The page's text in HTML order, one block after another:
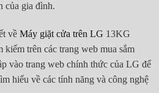
của gia đình.
về Máy giặt cửa trên LG 13KG
trên các trang web mua sắm
vào trang web chính thức của LG để
hiểu về các tính năng và công nghệ